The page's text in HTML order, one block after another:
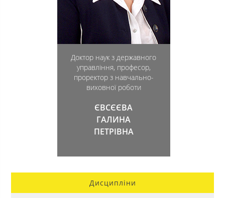
Доктор наук з державного
управління, професор,
проректор з навчально-
виховної роботи
ЄВСЄЄВА
ГАЛИНА
ПЕТРІВНА
Дисципліни